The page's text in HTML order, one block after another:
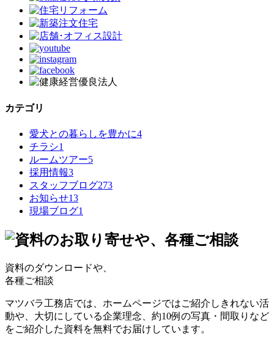
カテゴリ
愛犬との暮らしを豊かに4
チラシ1
ルームツアー5
採用情報3
スタッフブログ273
お知らせ13
現場ブログ1
資料のダウンロードや、
各種ご相談
マツバラ工務店では、ホームページではご紹介しきれない活
動や、大切にしている企業理念、約10例の写真・間取りなど
をご紹介した資料を無料でお届けしています。